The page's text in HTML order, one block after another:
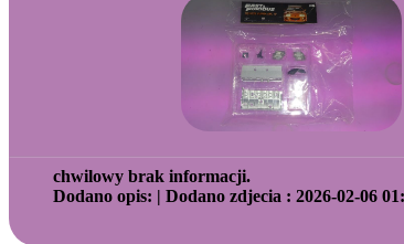
chwilowy brak informacji.
Dodano opis: | Dodano zdjecia : 2026-02-06